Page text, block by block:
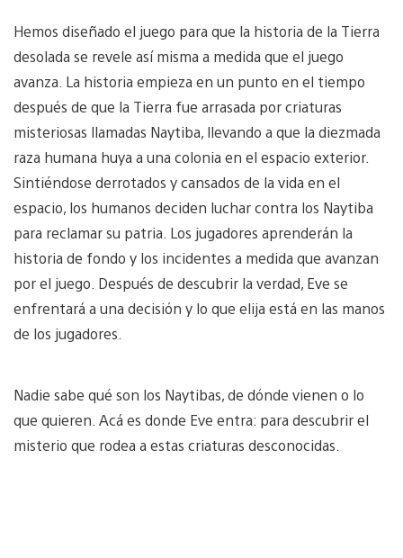
Hemos diseñado el juego para que la historia de la Tierra
desolada se revele así misma a medida que el juego
avanza. La historia empieza en un punto en el tiempo
después de que la Tierra fue arrasada por criaturas
misteriosas llamadas Naytiba, llevando a que la diezmada
raza humana huya a una colonia en el espacio exterior.
Sintiéndose derrotados y cansados de la vida en el
espacio, los humanos deciden luchar contra los Naytiba
para reclamar su patria. Los jugadores aprenderán la
historia de fondo y los incidentes a medida que avanzan
por el juego. Después de descubrir la verdad, Eve se
enfrentará a una decisión y lo que elija está en las manos
de los jugadores.
Nadie sabe qué son los Naytibas, de dónde vienen o lo
que quieren. Acá es donde Eve entra: para descubrir el
misterio que rodea a estas criaturas desconocidas.